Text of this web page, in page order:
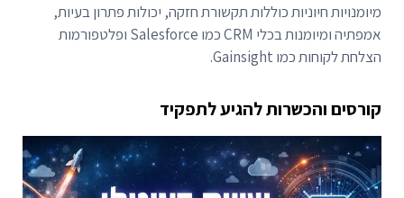
מיומנויות חיוניות כוללות תקשורת חזקה, יכולות פתרון בעיות,
אמפתיה ומיומנות בכלי CRM כמו Salesforce ופלטפורמות
הצלחת לקוחות כמו Gainsight.
קורסים והכשרות להגיע לתפקיד